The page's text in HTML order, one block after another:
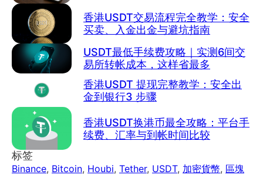
香港USDT交易流程完全教学：安全
买卖、入金出金与避坑指南
USDT最低手续费攻略｜实测6间交
易所转帐成本，这样省最多
香港USDT 提现完整教学：安全出
金到银行3 步骤
香港USDT换港币最全攻略：平台手
续费、汇率与到帐时间比较
标签
Binance, Bitcoin, Houbi, Tether, USDT, 加密貨幣, 區塊